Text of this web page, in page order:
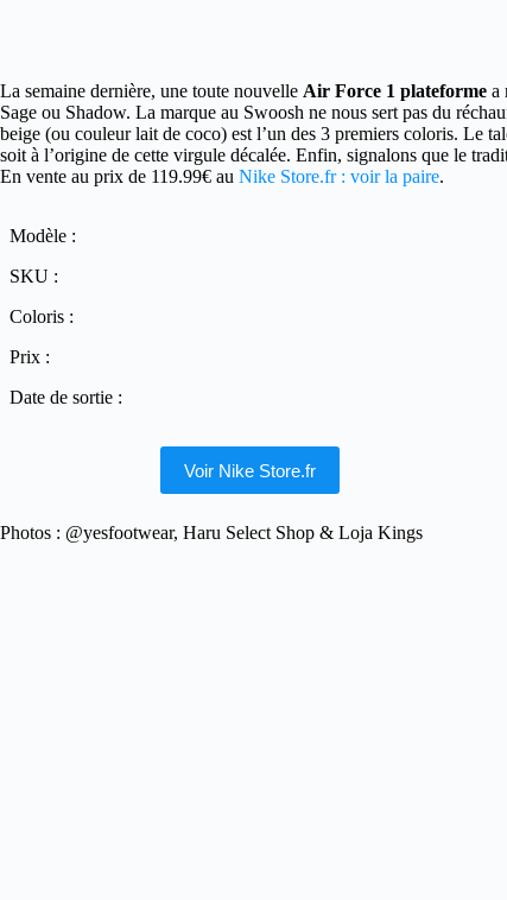
La semaine dernière, une toute nouvelle Air Force 1 plateforme a
Sage ou Shadow. La marque au Swoosh ne nous sert pas du
beige (ou couleur lait de coco) est l’un des 3 premiers coloris. Le
soit à l’origine de cette virgule décalée. Enfin, signalons que le
En vente au prix de 119.99€ au Nike Store.fr : voir la paire.
Modèle :
SKU :
Coloris :
Prix :
Date de sortie :
Voir Nike Store.fr
Photos : @yesfootwear, Haru Select Shop & Loja Kings